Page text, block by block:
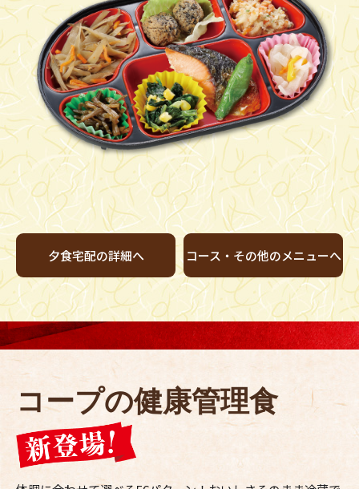
夕食宅配の詳細へ コース・ その他のメニューへ
コープの健康管理食